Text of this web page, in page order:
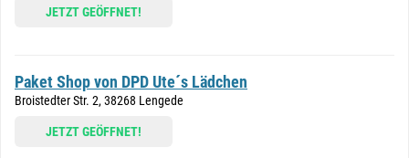
JETZT GEÖFFNET!
Paket Shop von DPD Ute´s Lädchen
Broistedter Str. 2, 38268 Lengede
JETZT GEÖFFNET!